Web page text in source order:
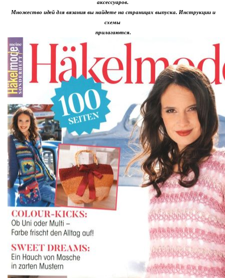
аксессуаров.
Множество идей для вязания вы найдете на страницах выпуска. Инструкции и
схемы
прилагаются.